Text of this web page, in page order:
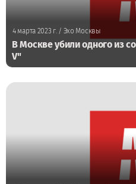
4 марта 2023 г./ Эхо Москвы
В Москве убили одного из
V"